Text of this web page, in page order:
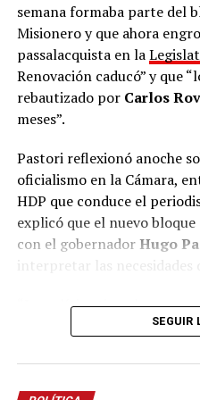
De cara al proceso
fue tajante sobre los
aunque se vista de seda,
nombre que quieran, a
representan lo mismo.
responsabilidad de
represente el cambio”.
La Escuela de Dirigentes
capacitaciones
los futuros concejales,
semana formaba parte del
Misionero y que ahora
passalacquista en la
Renovación caducó” y que
rebautizado por Carlos
meses”.
Pastori reflexionó anoche
oficialismo en la Cámara,
HDP que conduce el
explicó que el nuevo
con el gobernadorHugo
interpretar las necesidades
“La política tiene la
necesidad de la gente y
pierde esa capacidad de
gente, la única obligación
SEGUIR